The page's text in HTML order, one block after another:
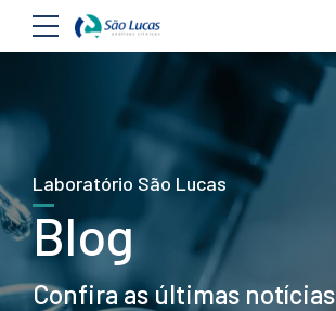
Laboratório São Lucas
Blog
Confira as últimas